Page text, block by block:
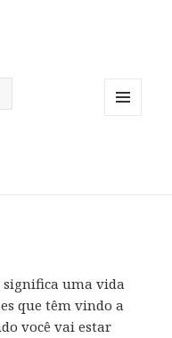
significa uma vida
que têm vindo a
você vai estar